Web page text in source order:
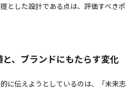
とした設計である点は、評価すべきポ
、ブランドにもたらす変化
に伝えようとしているのは、「未来志